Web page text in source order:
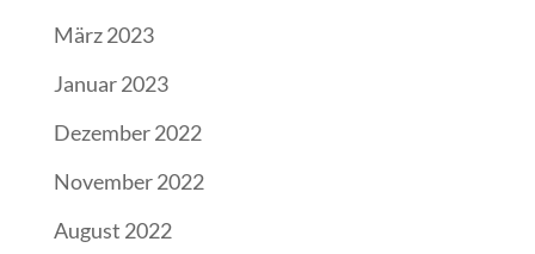
März 2023
Januar 2023
Dezember 2022
November 2022
August 2022